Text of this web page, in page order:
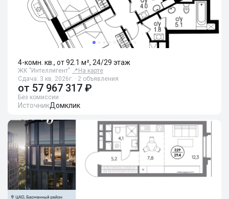
4-комн. кв., от 92.1 м², 24/29 этаж
ЖК "Интеллигент" 📍 На карте
Сдача: 3 кв. 2026г. · 2 объявления
от 57 967 317 ₽
Без комиссии
ИсточникДомклик